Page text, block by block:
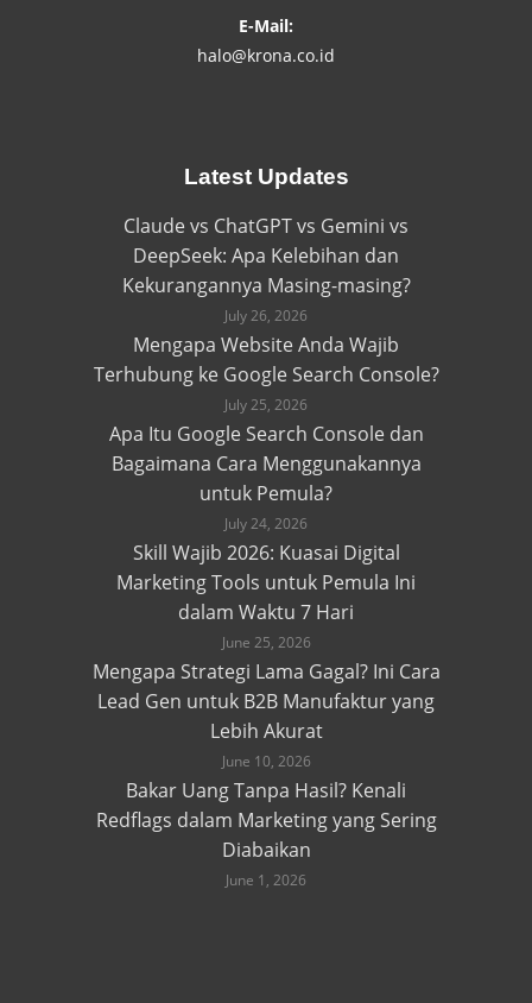
E-Mail:
halo@krona.co.id
Latest Updates
Claude vs ChatGPT vs Gemini vs
DeepSeek: Apa Kelebihan dan
Kekurangannya Masing-masing?
July 26, 2026
Mengapa Website Anda Wajib
Terhubung ke Google Search Console?
July 25, 2026
Apa Itu Google Search Console dan
Bagaimana Cara Menggunakannya
untuk Pemula?
July 24, 2026
Skill Wajib 2026: Kuasai Digital
Marketing Tools untuk Pemula Ini
dalam Waktu 7 Hari
June 25, 2026
Mengapa Strategi Lama Gagal? Ini Cara
Lead Gen untuk B2B Manufaktur yang
Lebih Akurat
June 10, 2026
Bakar Uang Tanpa Hasil? Kenali
Redflags dalam Marketing yang Sering
Diabaikan
June 1, 2026